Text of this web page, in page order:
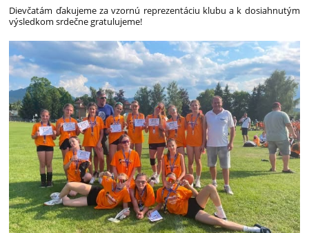
Dievčatám ďakujeme za vzornú reprezentáciu klubu a k dosiahnutým
výsledkom srdečne gratulujeme!